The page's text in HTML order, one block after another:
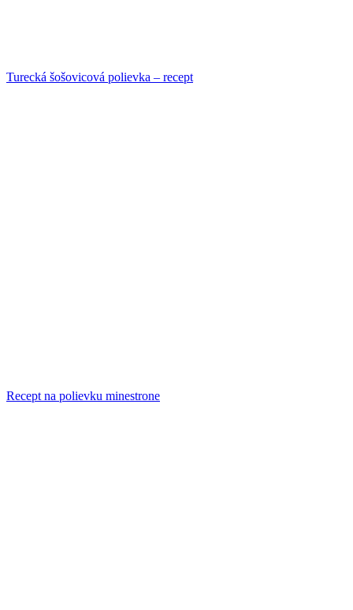
Turecká šošovicová polievka – recept
Recept na polievku minestrone